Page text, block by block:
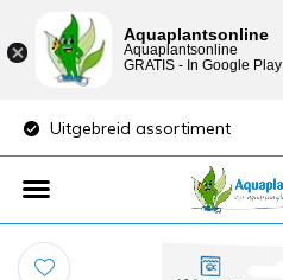
Uitgebreid assortiment
Aquaplantsonline
Aquaplantsonline
GRATIS - In Google Play